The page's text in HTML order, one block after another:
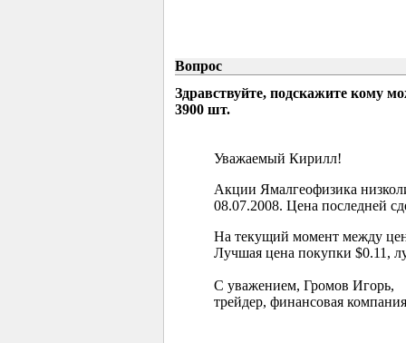
Вопрос
Здравствуйте, подскажите кому
3900 шт.
Уважаемый Кирилл!
Акции Ямалгеофизика
08.07.2008. Цена последней
На текущий момент между
Лучшая цена покупки $0.11,
С уважением, Громов Игорь,
трейдер, финансовая